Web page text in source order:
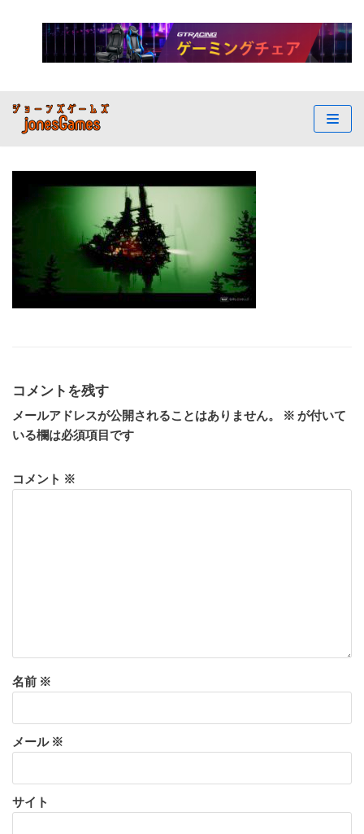
へ
ス
ッ
コメントを残す
メールアドレスが公開されることはありません。 ※ が付いて
いる欄は必須項目です
コメント ※
名前 ※
メール ※
サイト